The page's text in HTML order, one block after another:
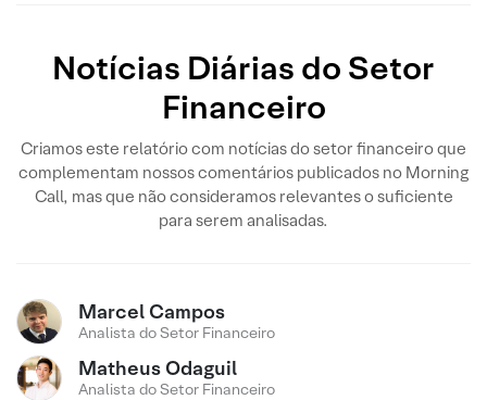
Notícias Diárias do Setor
Financeiro
Criamos este relatório com notícias do setor financeiro que
complementam nossos comentários publicados no Morning
Call, mas que não consideramos relevantes o suficiente
para serem analisadas.
Marcel Campos
Analista do Setor Financeiro
Matheus Odaguil
Analista do Setor Financeiro